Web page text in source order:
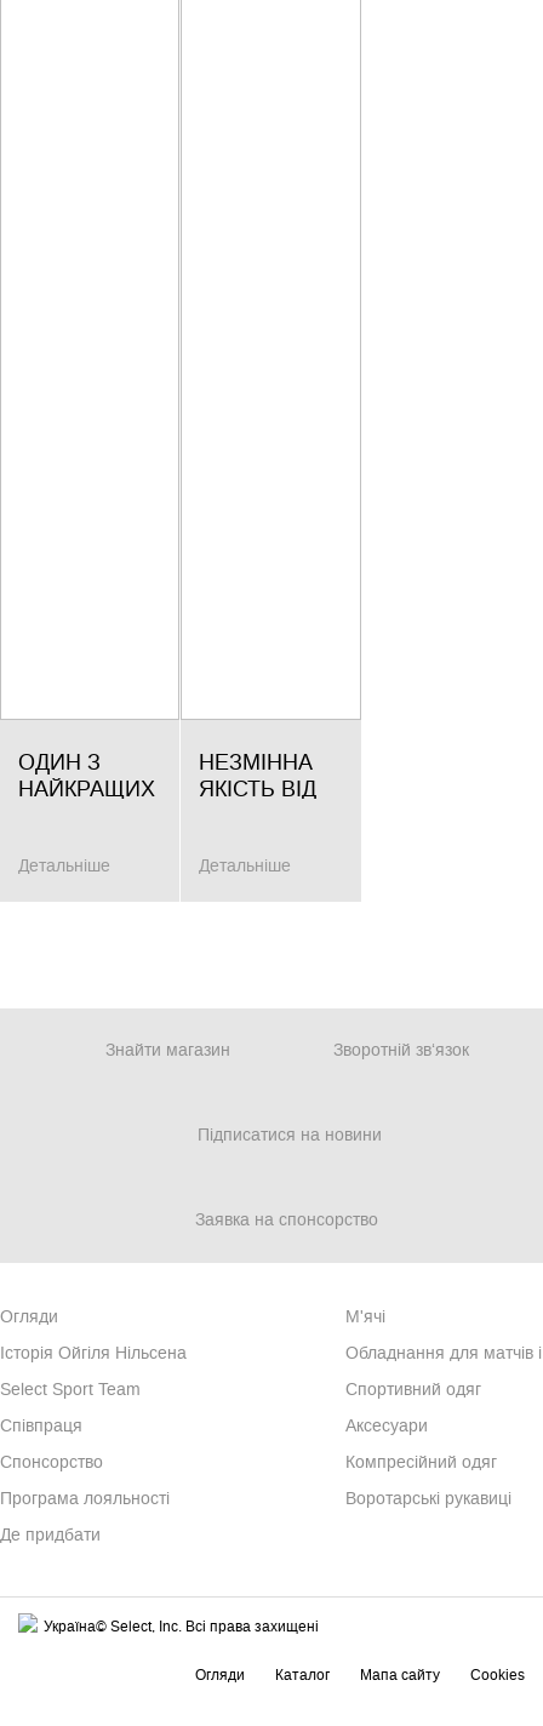
ОДИН З
НАЙКРАЩИХ
ОЛЕКСАНДР
БАНДУРА
SELECT
Детальніше
НЕЗМІННА
ЯКІСТЬ ВІД
Детальніше
Знайти магазин Зворотній зв‘язок
Підписатися на новини
Заявка на спонсорство
Огляди
Iсторiя Ойгiля Нiльсена
Select Sport Team
Спiвпраця
Cпонсорство
Програма лояльності
Де придбати
М'ячі
Обладнання для матчів
Спортивний одяг
Аксесуари
Компресійний одяг
Воротарські рукавиці
Україна© Select, Inc. Всі права захищені
Огляди Каталог Мапа сайту Cookies